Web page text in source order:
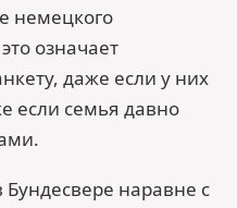
немецкого
означает
даже если у них
если семья давно
наравне с